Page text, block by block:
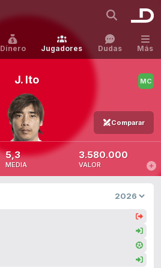
Dinero Jugadores Dudas Más
J. Ito
Comparar
5,3
MEDIA
3.580.000
VALOR